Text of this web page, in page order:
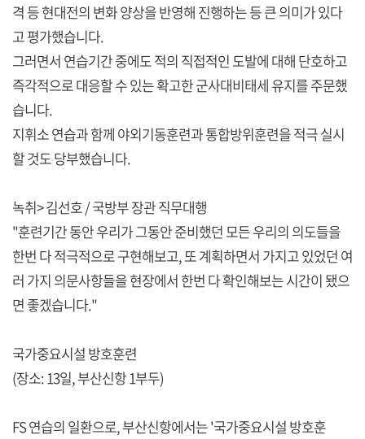
격 등 현대전의 변화 양상을 반영해 진행하는 등 큰 의미가 있다
고 평가했습니다.
그러면서 연습기간 중에도 적의 직접적인 도발에 대해 단호하고
즉각적으로 대응할 수 있는 확고한 군사대비태세 유지를 주문했
습니다.
지휘소 연습과 함께 야외기동훈련과 통합방위훈련을 적극 실시
할 것도 당부했습니다.
녹취> 김선호 / 국방부 장관 직무대행
"훈련기간 동안 우리가 그동안 준비했던 모든 우리의 의도들을
한번 다 적극적으로 구현해보고, 또 계획하면서 가지고 있었던 여
러 가지 의문사항들을 현장에서 한번 다 확인해보는 시간이 됐으
면 좋겠습니다."
국가중요시설 방호훈련
(장소: 13일, 부산신항 1부두)
FS 연습의 일환으로, 부산신항에서는 '국가중요시설 방호훈